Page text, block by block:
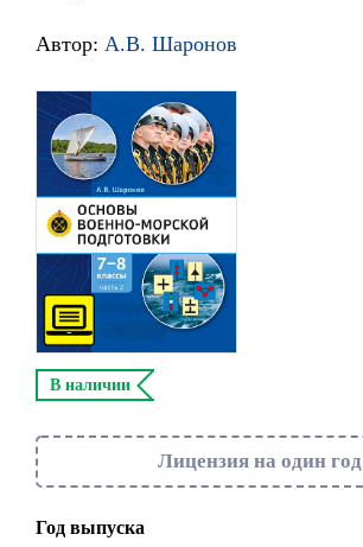
Автор: А.В. Шаронов
В наличии
Лицензия на один год
Год выпуска